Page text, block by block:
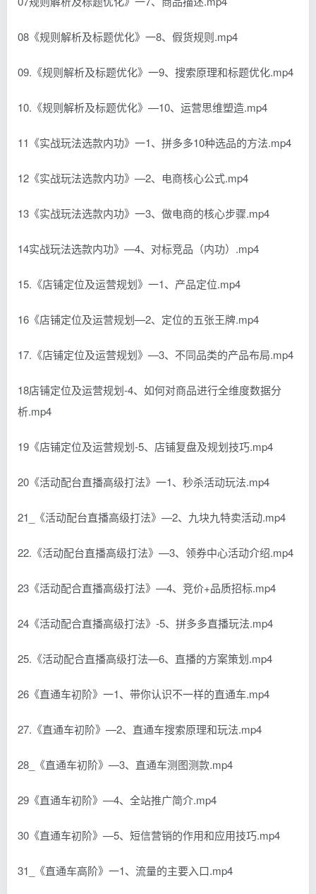
08《规则解析及标题优化》一8、假货规则.mp4
09.《规则解析及标题优化》一9、搜索原理和标题优化.mp4
10.《规则解析及标题优化》—10、运营思维塑造.mp4
11《实战玩法选款内功》一1、拼多多10种选品的方法.mp4
12《实战玩法选款内功》—2、电商核心公式.mp4
13《实战玩法选款内功》一3、做电商的核心步骤.mp4
14实战玩法选款内功》—4、对标竞品（内功）.mp4
15.《店铺定位及运营规划》一1、产品定位.mp4
16《店铺定位及运营规划—2、定位的五张王牌.mp4
17.《店铺定位及运营规划》—3、不同品类的产品布局.mp4
18店铺定位及运营规划-4、如何对商品进行全维度数据分
析.mp4
19《店铺定位及运营规划-5、店铺复盘及规划技巧.mp4
20《活动配台直播高级打法》一1、秒杀活动玩法.mp4
21_《活动配台直播高级打法》—2、九块九特卖活动.mp4
22.《活动配台直播高级打法》—3、领券中心活动介绍.mp4
23《活动配合直播高级打法》—4、竞价+品质招标.mp4
24《活动配合直播高级打法》-5、拼多多直播玩法.mp4
25.《活动配合直播高级打法—6、直播的方案策划.mp4
26《直通车初阶》一1、带你认识不一样的直通车.mp4
27.《直通车初阶》—2、直通车搜索原理和玩法.mp4
28_《直通车初阶》—3、直通车测图测款.mp4
29《直通车初阶》—4、全站推广简介.mp4
30《直通车初阶》—5、短信营销的作用和应用技巧.mp4
31_《直通车高阶》一1、流量的主要入口.mp4